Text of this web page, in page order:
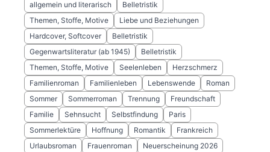
allgemein und literarisch
Belletristik
Themen, Stoffe, Motive
Liebe und Beziehungen
Hardcover, Softcover
Belletristik
Gegenwartsliteratur (ab 1945)
Belletristik
Themen, Stoffe, Motive
Seelenleben
Herzschmerz
Familienroman
Familienleben Lebenswende
Roman
Sommer
Sommerroman Trennung
Freundschaft
Familie
Sehnsucht Selbstfindung
Paris
Sommerlektüre
Hoffnung Romantik
Frankreich
Urlaubsroman
Frauenroman
Neuerscheinung 2026